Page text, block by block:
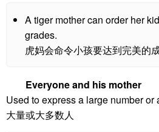
A tiger mother can order her
grades.
虎妈会命令小孩要达到完美的成
Everyone and his mother
Used to express a large number or
大量或大多数人